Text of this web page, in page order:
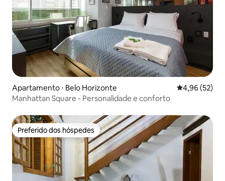
Apartamento ⋅ Belo Horizonte 4,96 de uma
4,96 (52)
Manhattan Square - Personalidade e conforto
Preferido dos hóspedes
Preferido dos hóspedes